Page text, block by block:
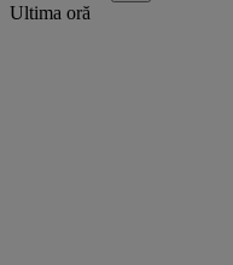
Ultima oră